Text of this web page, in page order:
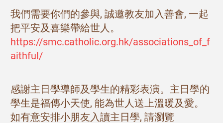
我們需要你們的參與, 誠邀教友加入善會, 一起
把平安及喜樂帶給世人。
https://smc.catholic.org.hk/associations_of_f
aithful/
感謝主日學導師及學生的精彩表演。主日學的
學生是福傳小天使, 能為世人送上溫暖及愛。
如有意安排小朋友入讀主日學, 請瀏覽